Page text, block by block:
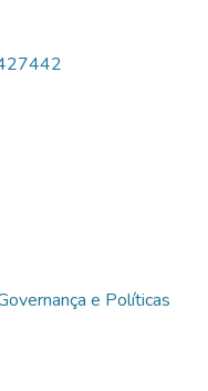
e Políticas